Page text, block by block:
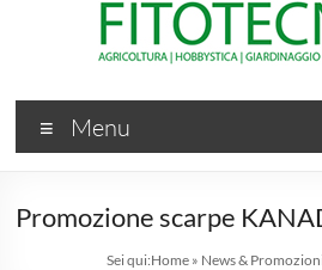
Fitotecnica
Srl
–
Menu
Promozione scarpe
Sei qui:Home» News &